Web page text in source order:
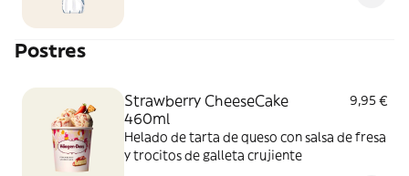
Postres
Strawberry CheeseCake
460ml
9,95 €
Helado de tarta de queso con salsa de fresa
y trocitos de galleta crujiente